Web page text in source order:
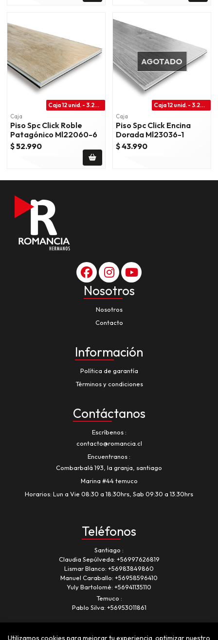
Caja 12 unid. - 3.28 m2
Caja
Piso Spc Click Roble
Patagónico Ml22060-6
$ 52.990
AGOTADO
Caja 12 unid. - 3.28 m2
Caja
Piso Spc Click Encina
Dorada Ml23036-1
$ 43.990
Nosotros
Nosotros
Contacto
Información
Política de garantía
Términos y condiciones
Contáctanos
Escríbenos
contacto@romancia.cl
Encuentranos
Combarbalá 193, la granja, santiago
Marina #44 temuco
Horarios: Lun a Vie 08:30 a 18:30hrs, Sab 09:30 a 13:30hrs
Teléfonos
Santiago
Claudia Sepúlveda: +56997626819
Lismar Blanco: +56983849860
Manuel Caraballo: +56958596410
Yuly Bartolomé: +56941135110
Temuco
Pablo Silva: +56953011861
Utilizamos cookies para mejorar tu experiencia, optimizar nuestro